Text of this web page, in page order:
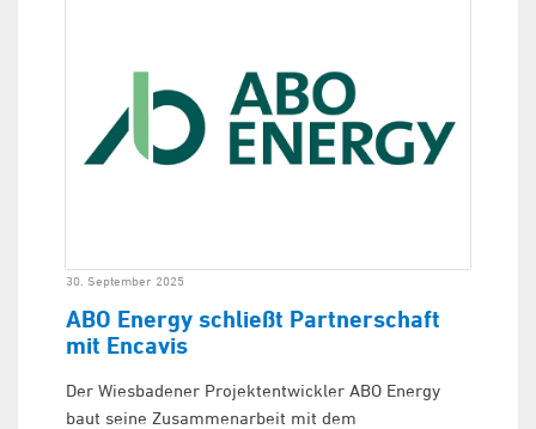
30. September 2025
ABO Energy schließt Partnerschaft
mit Encavis
Der Wiesbadener Projektentwickler ABO Energy
baut seine Zusammenarbeit mit dem